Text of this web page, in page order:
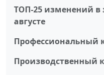
ТОП-25 изменений в
августе
Профессиональный
Производственный